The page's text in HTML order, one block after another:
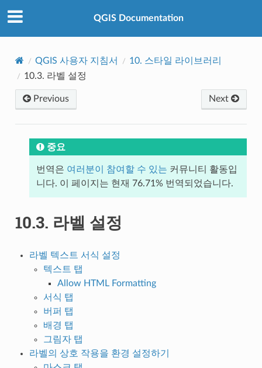
QGIS Documentation
QGIS 사용자 지침서 10. 스타일 라이브러리
10.3. 라벨 설정
Previous Next
중요
번역은 여러분이 참여할 수 있는 커뮤니티 활동입
니다. 이 페이지는 현재 76.71% 번역되었습니다.
10.3. 라벨 설정
라벨 텍스트 서식 설정
텍스트 탭
Allow HTML Formatting
서식 탭
버퍼 탭
배경 탭
그림자 탭
라벨의 상호 작용을 환경 설정하기